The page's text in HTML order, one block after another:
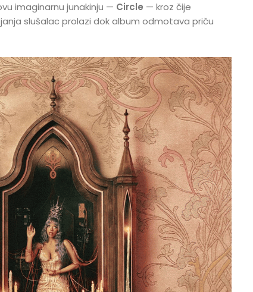
imaginarnu junakinju — Circle — kroz čije
slušalac prolazi dok album odmotava priču